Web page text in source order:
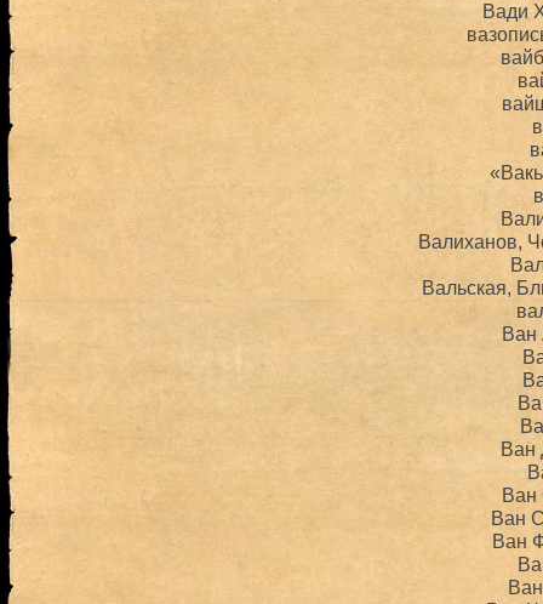
Вади
Валиханов,
Вальская,
Ван
Ван
Ван
Ван
Ван